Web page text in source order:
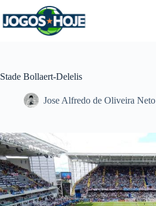
para
o
Stade Bollaert-Delelis
Jose Alfredo de Oliveira Neto